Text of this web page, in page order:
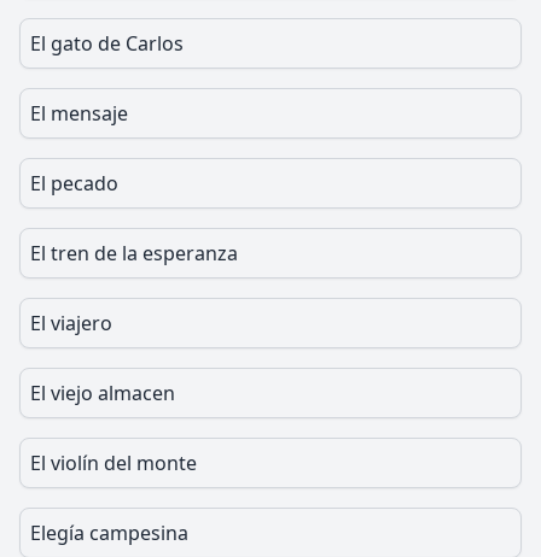
El gato de Carlos
El mensaje
El pecado
El tren de la esperanza
El viajero
El viejo almacen
El violín del monte
Elegía campesina